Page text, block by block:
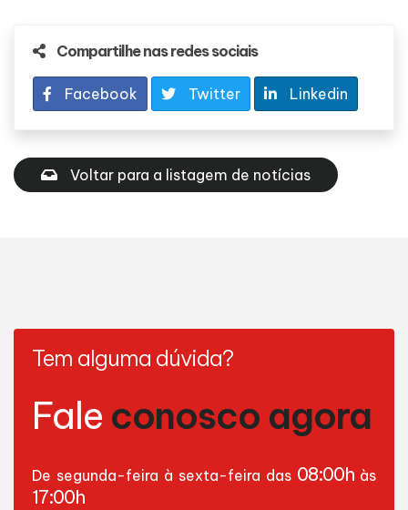
Compartilhe nas redes sociais
Facebook Twitter Linkedin
Voltar para a listagem de notícias
Tem alguma dúvida?
Fale conosco agora
De segunda-feira à sexta-feira das 08:00h às
17:00h